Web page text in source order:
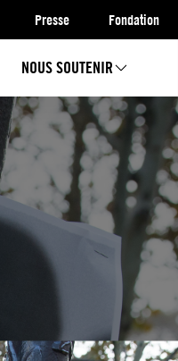
Presse Fondation
NOUS SOUTENIR